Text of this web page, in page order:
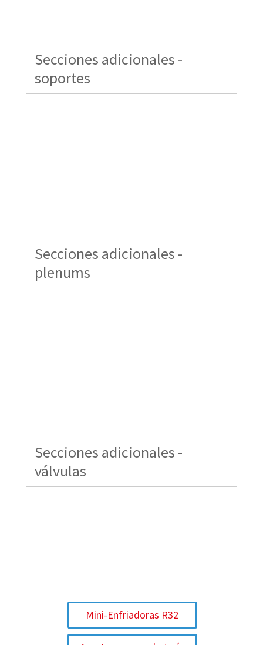
Mini-Enfriadoras R32
Secciones adicionales -
soportes
Secciones adicionales -
plenums
Secciones adicionales -
válvulas